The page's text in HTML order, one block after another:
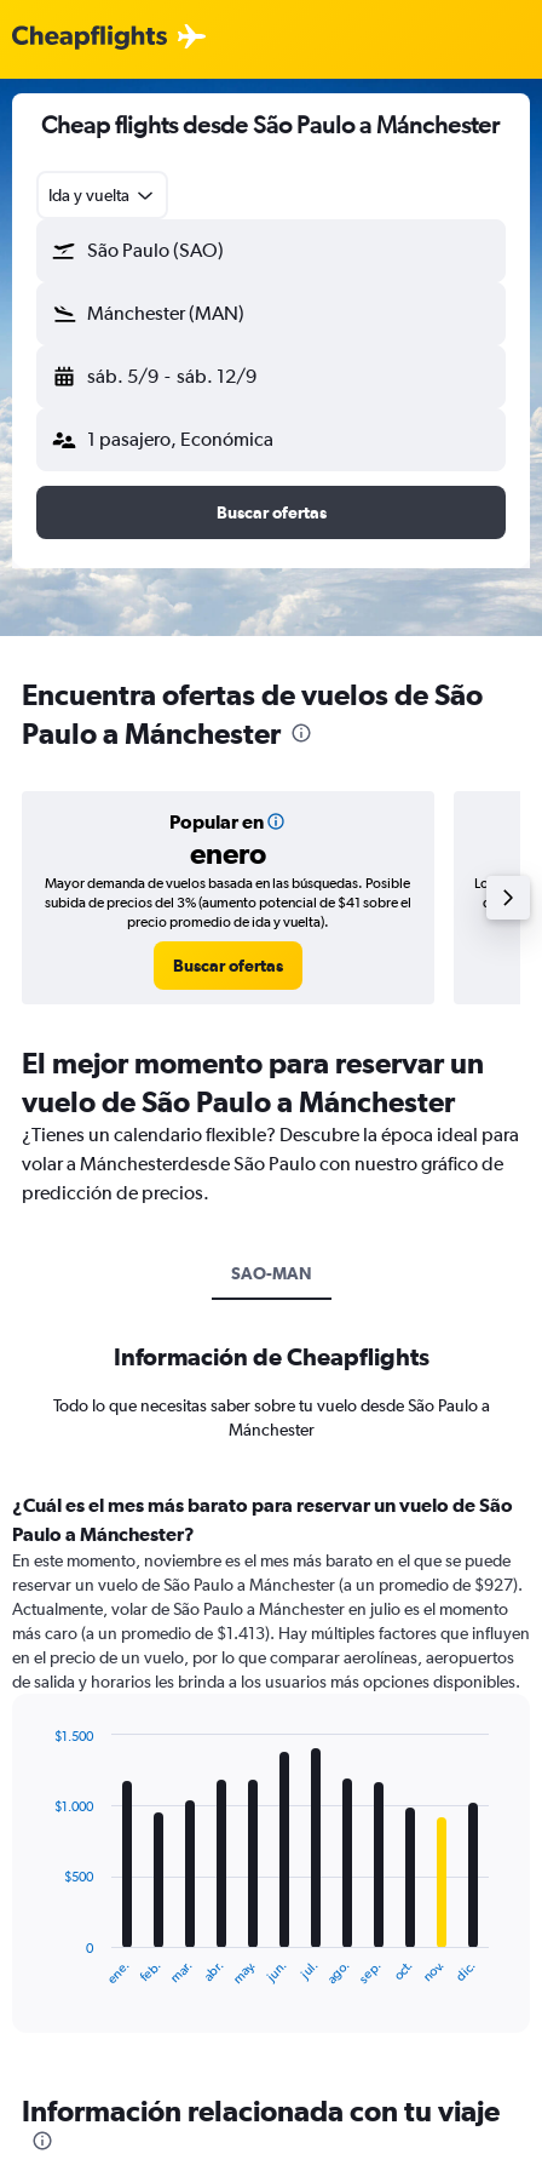
Cheap flights desde São Paulo a Mánchester
Ida y vuelta
São Paulo (SAO)
Mánchester (MAN)
sáb. 5/9 - sáb. 12/9
1 pasajero, Económica
Buscar ofertas
Encuentra ofertas de vuelos de São
Paulo a Mánchester
Popular en
enero
Mayor demanda de vuelos basada en las búsquedas. Posible
subida de precios del 3% (aumento potencial de $41 sobre el
precio promedio de ida y vuelta).
Buscar ofertas
Los
de
El mejor momento para reservar un
vuelo de São Paulo a Mánchester
¿Tienes un calendario flexible? Descubre la época ideal para
volar a Mánchesterdesde São Paulo con nuestro gráfico de
predicción de precios.
SAO-MAN
Información de Cheapflights
Todo lo que necesitas saber sobre tu vuelo desde São Paulo a
Mánchester
¿Cuál es el mes más barato para reservar un vuelo de São
Paulo a Mánchester?
En este momento, noviembre es el mes más barato en el que se puede
reservar un vuelo de São Paulo a Mánchester (a un promedio de $927).
Actualmente, volar de São Paulo a Mánchester en julio es el momento
más caro (a un promedio de $1.413). Hay múltiples factores que influyen
en el precio de un vuelo, por lo que comparar aerolíneas, aeropuertos
de salida y horarios les brinda a los usuarios más opciones disponibles.
with
12
The
categories.
The
ene. feb. mar. abr. may. jun. jul. ago. sep. oct. nov. dic.
0
$500
$1.000
$1.500
Información relacionada con tu viaje